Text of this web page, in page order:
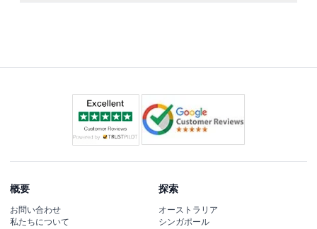
概要
お問い合わせ
私たちについて
探索
オーストラリア
シンガポール